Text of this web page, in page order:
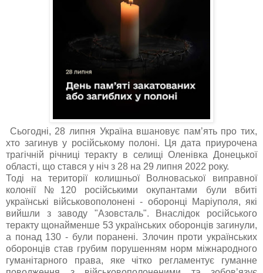
Сьогодні, 28 липня Україна вшановує памʼять про тих,
хто загинув у російському полоні. Ця дата приурочена
трагічній річниці теракту в селищі Оленівка Донецької
області, що стався у ніч з 28 на 29 липня 2022 року.
Тоді на території колишньої Волноваської виправної
колонії №120 російськими окупантами були вбиті
українські військовополонені - оборонці Маріуполя, які
вийшли з заводу "Азовсталь". Внаслідок російського
теракту щонайменше 53 українських оборонців загинули,
а понад 130 - були поранені. Злочин проти українських
оборонців став грубим порушенням норм міжнародного
гуманітарного права, яке чітко регламентує гуманне